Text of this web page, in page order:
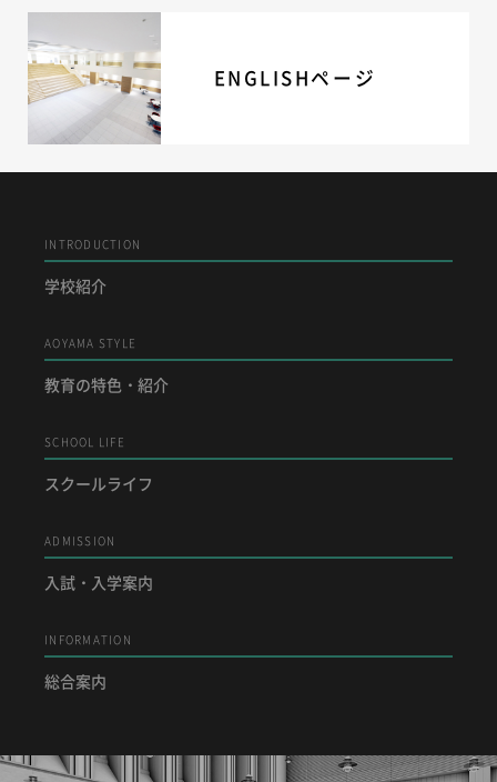
ENGLISHページ
個人情報保護への取り組み
採用情報
地の塩、世の光（スクールモットー）
ENGLISHページ
INTRODUCTION
学校紹介
AOYAMA STYLE
教育の特色・紹介
SCHOOL LIFE
スクールライフ
ADMISSION
入試・入学案内
INFORMATION
総合案内